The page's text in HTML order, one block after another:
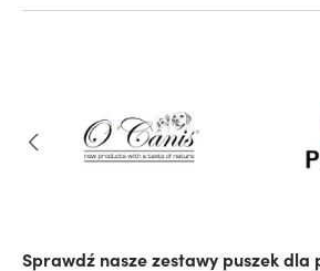
Sprawdź nasze zestawy puszek dla